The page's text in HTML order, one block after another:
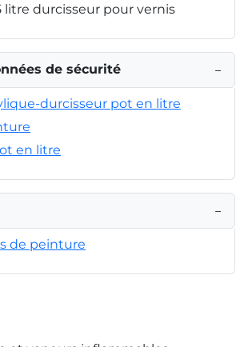
litre durcisseur pour vernis
de sécurité −
durcisseur pot en litre
en litre
−
de peinture